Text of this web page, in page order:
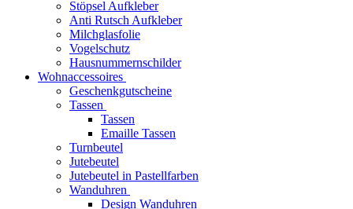
Stöpsel Aufkleber
Anti Rutsch Aufkleber
Milchglasfolie
Vogelschutz
Hausnummernschilder
Wohnaccessoires
Geschenkgutscheine
Tassen
Tassen
Emaille Tassen
Turnbeutel
Jutebeutel
Jutebeutel in Pastellfarben
Wanduhren
Design Wanduhren